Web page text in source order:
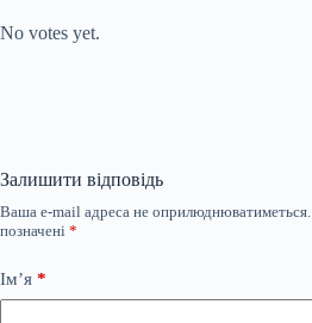
No votes yet.
Залишити відповідь
Ваша e-mail адреса не оприлюднюватиметься.
позначені *
Ім’я *